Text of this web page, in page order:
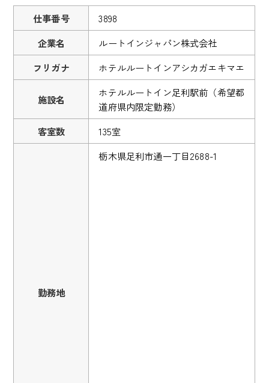
仕事番号
3898
企業名
ルートインジャパン株式会社
フリガナ
ホテルルートインアシカガエキマエ
施設名
ホテルルートイン足利駅前（希望都
道府県内限定勤務）
客室数
135室
勤務地
栃木県足利市通一丁目2688-1